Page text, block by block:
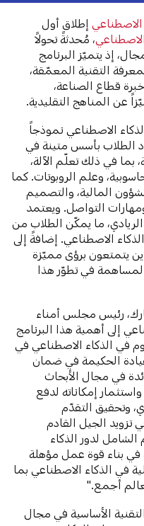
إطلاق أول
، مُحدثةً تحولاً
إذ يتميّز البرنامج
التقنية المعمّقة،
قطاع الصناعة،
عن المناهج التقليدية.
الاصطناعي نموذجاً
الطلاب بأسس متينة في
بما في ذلك تعلّم الآلة،
وعلم الروبوتات. كما
المالية، والتصميم
التواصل. ويعتمد
ما يمكّن الطلاب من
الاصطناعي. إضافةً إلى
يتمتعون برؤى مميّزة
في تطوّر هذا
رئيس مجلس أمناء
إلى أهمية هذا البرنامج
في الذكاء الاصطناعي في
الحكيمة في ضمان
في مجال الأبحاث
إمكاناته لدفع
وتحقيق التقدّم
الجيل القادم
لدور الذكاء
في بناء قوة عمل مؤهلة
في الذكاء الاصطناعي بما
أجمع."
الأساسية في مجال